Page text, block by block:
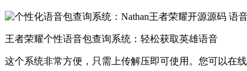
王者荣耀个性语音包查询系统：轻松获取英雄语音
这个系统非常方便，只需上传解压即可使用。您可以在